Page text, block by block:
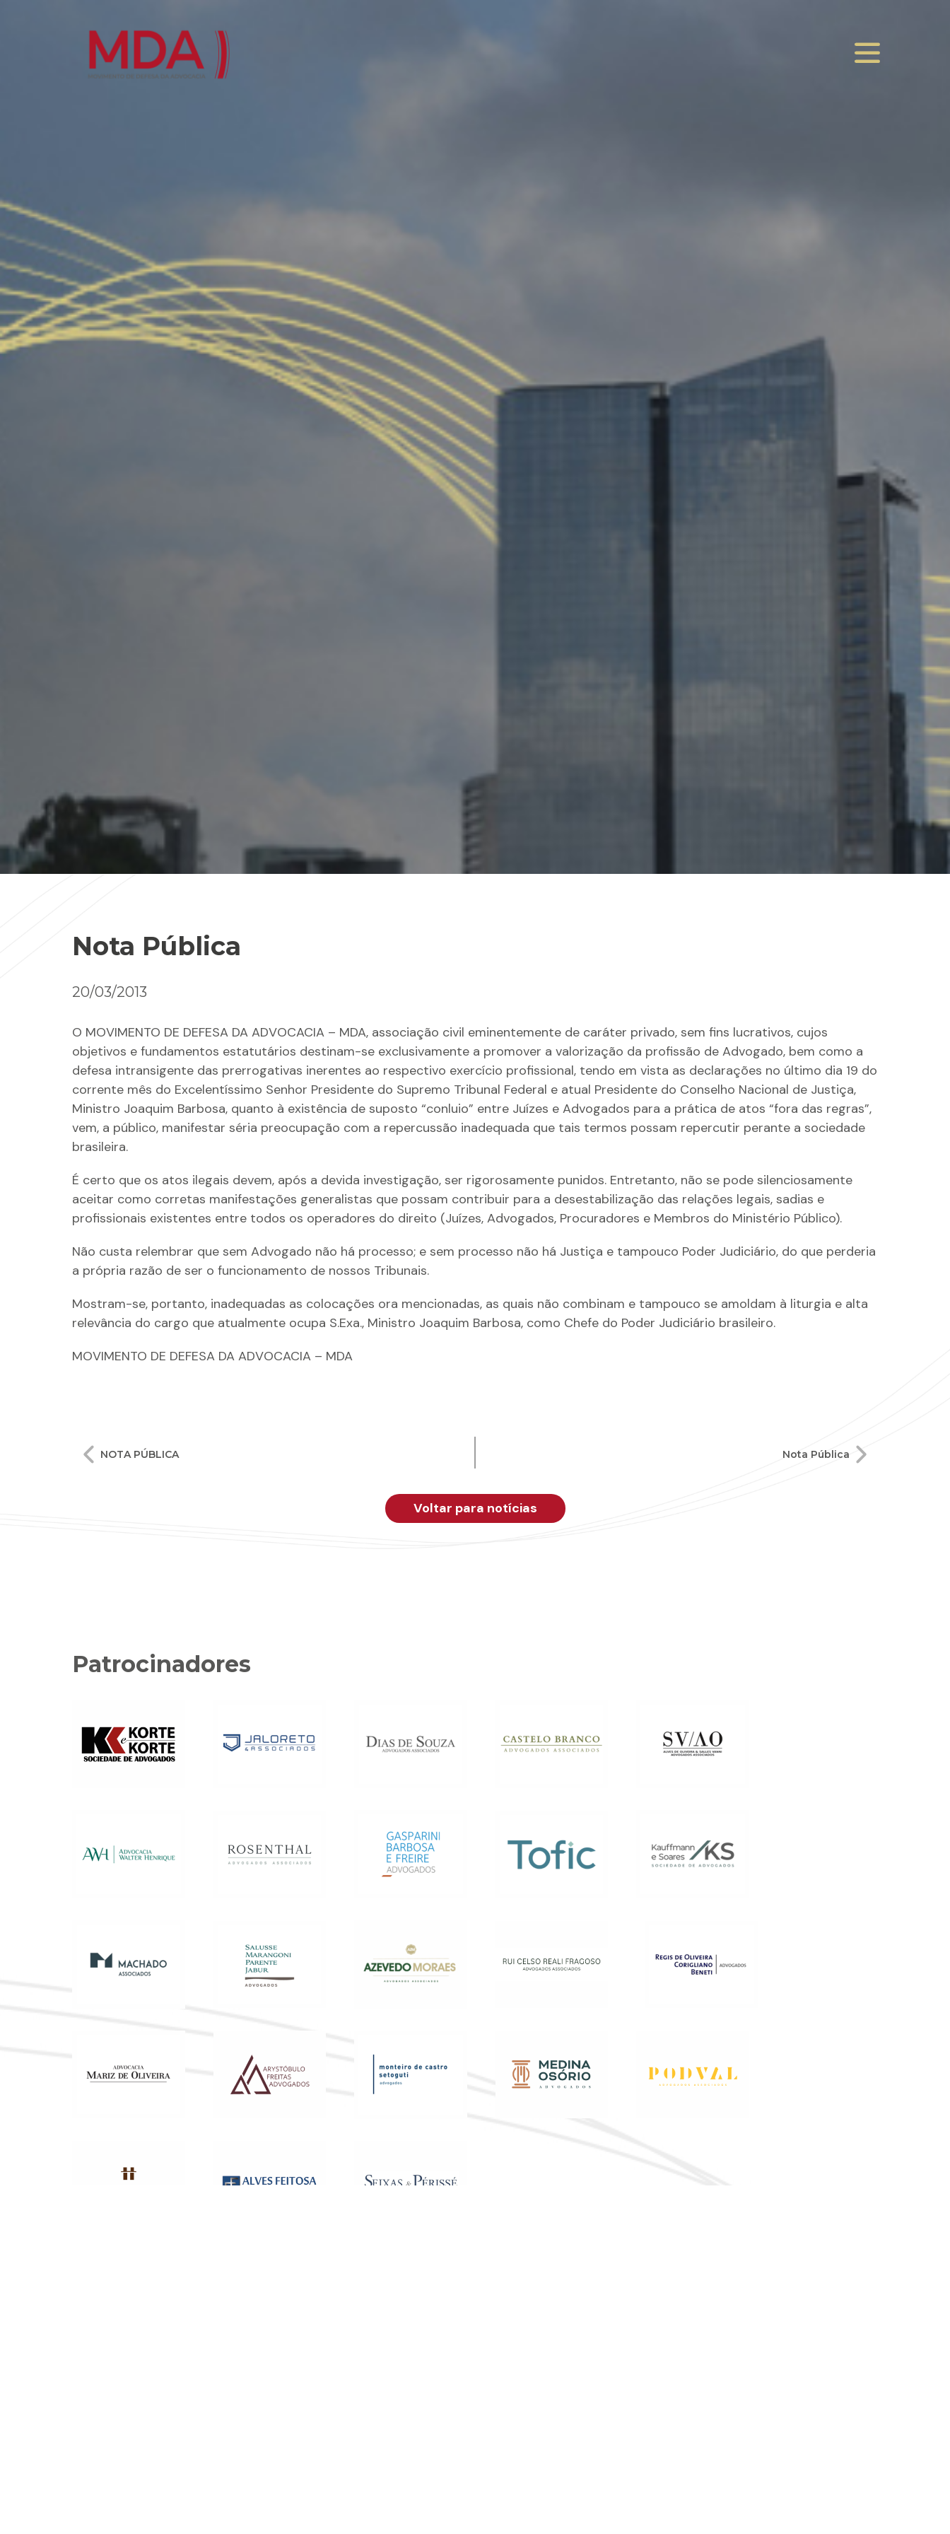
Nota Pública
20/03/2013
O MOVIMENTO DE DEFESA DA ADVOCACIA – MDA, associação civil eminentemente de caráter privado, sem fins lucrativos, cujos
objetivos e fundamentos estatutários destinam-se exclusivamente a promover a valorização da profissão de Advogado, bem como a
defesa intransigente das prerrogativas inerentes ao respectivo exercício profissional, tendo em vista as declarações no último dia 19 do
corrente mês do Excelentíssimo Senhor Presidente do Supremo Tribunal Federal e atual Presidente do Conselho Nacional de Justiça,
Ministro Joaquim Barbosa, quanto à existência de suposto “conluio” entre Juízes e Advogados para a prática de atos “fora das regras”,
vem, a público, manifestar séria preocupação com a repercussão inadequada que tais termos possam repercutir perante a sociedade
brasileira.
É certo que os atos ilegais devem, após a devida investigação, ser rigorosamente punidos. Entretanto, não se pode silenciosamente
aceitar como corretas manifestações generalistas que possam contribuir para a desestabilização das relações legais, sadias e
profissionais existentes entre todos os operadores do direito (Juízes, Advogados, Procuradores e Membros do Ministério Público).
Não custa relembrar que sem Advogado não há processo; e sem processo não há Justiça e tampouco Poder Judiciário, do que perderia
a própria razão de ser o funcionamento de nossos Tribunais.
Mostram-se, portanto, inadequadas as colocações ora mencionadas, as quais não combinam e tampouco se amoldam à liturgia e alta
relevância do cargo que atualmente ocupa S.Exa., Ministro Joaquim Barbosa, como Chefe do Poder Judiciário brasileiro.
MOVIMENTO DE DEFESA DA ADVOCACIA – MDA
Navegação
NOTA PÚBLICA Nota Pública
Voltar para notícias
Patrocinadores